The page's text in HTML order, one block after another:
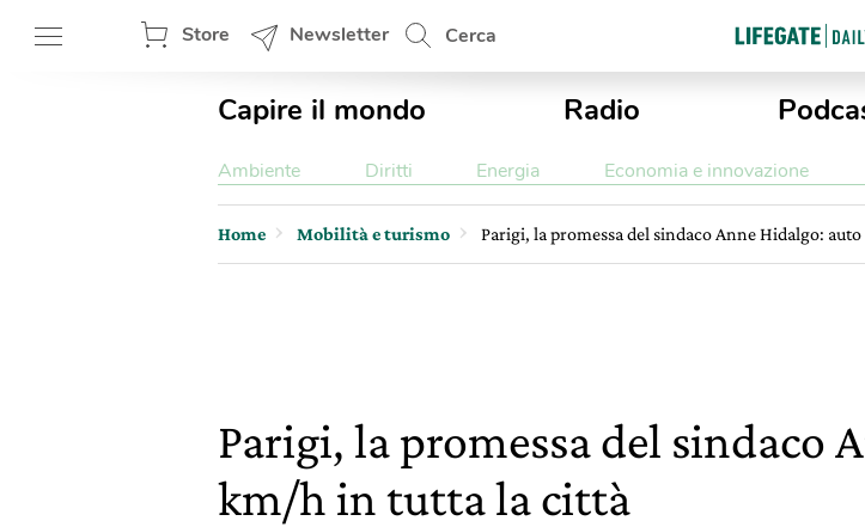
Store Newsletter Cerca
Capire il mondo Radio
Ambiente Diritti Energia Economia e innovazione
Home Mobilità e turismo Parigi, la promessa del sindaco Anne Hidalgo:
Parigi, la promessa del sindaco
km/h in tutta la città